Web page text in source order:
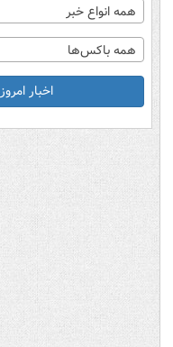
همه انواع خبر
همه باکس‌ها
اخبار امروز